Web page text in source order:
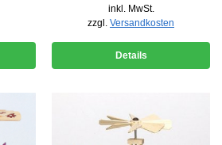
inkl. MwSt.
zzgl. Versandkosten
Details